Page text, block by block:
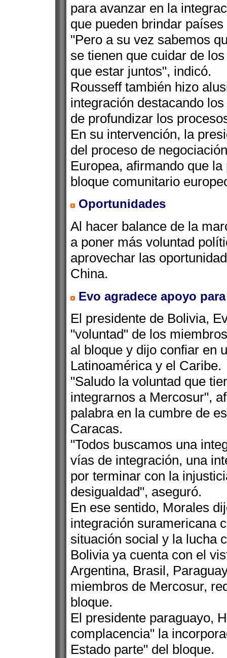
para avanzar en la
que pueden brindar
"Pero a su vez sabemos
se tienen que cuidar de
que estar juntos", indicó.
Rousseff también hizo
integración destacando
de profundizar los
En su intervención, la
del proceso de
Europea, afirmando que
bloque comunitario
Oportunidades
Al hacer balance de la
a poner más voluntad
aprovechar las
China.
Evo agradece apoyo
El presidente de Bolivia,
"voluntad" de los
al bloque y dijo confiar en
Latinoamérica y el Caribe.
"Saludo la voluntad que
integrarnos a Mercosur",
palabra en la cumbre de
Caracas.
"Todos buscamos una
vías de integración, una
por terminar con la
desigualdad", aseguró.
En ese sentido, Morales
integración suramericana
situación social y la lucha
Bolivia ya cuenta con el
Argentina, Brasil,
miembros de Mercosur,
bloque.
El presidente paraguayo,
complacencia" la
Estado parte" del bloque.